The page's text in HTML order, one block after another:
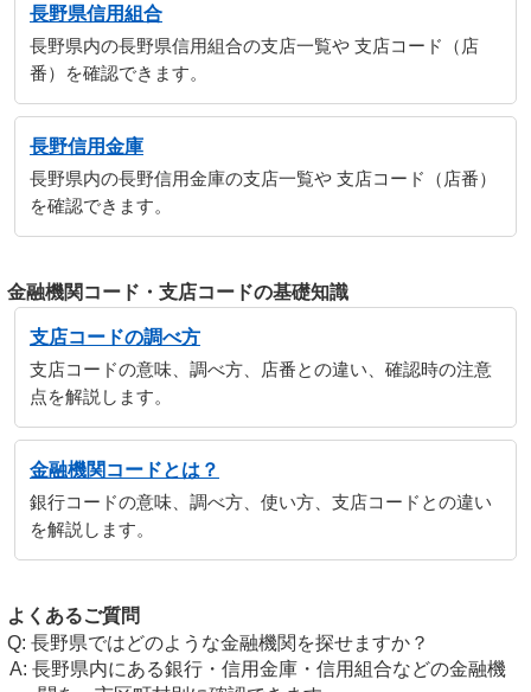
長野県信用組合
長野県内の長野県信用組合の支店一覧や 支店コード（店
番）を確認できます。
長野信用金庫
長野県内の長野信用金庫の支店一覧や 支店コード（店番）
を確認できます。
金融機関コード・支店コードの基礎知識
支店コードの調べ方
支店コードの意味、調べ方、店番との違い、確認時の注意
点を解説します。
金融機関コードとは？
銀行コードの意味、調べ方、使い方、支店コードとの違い
を解説します。
よくあるご質問
長野県ではどのような金融機関を探せますか？
長野県内にある銀行・信用金庫・信用組合などの金融機